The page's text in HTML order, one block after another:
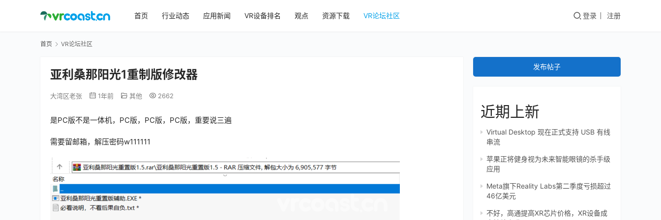
首页 行业动态 应用新闻 VR设备排名 观点 资源下载 VR论坛社区 登录 注册
首页 VR论坛社区
亚利桑那阳光1重制版修改器
大湾区老张 1年前 其他 2662
是PC版不是一体机，PC版，PC版，PC版，重要说三遍
需要留邮箱，解压密码w111111
发布帖子
近期上新
Virtual Desktop 现在正式支持 USB 有线
串流
苹果正将健身视为未来智能眼镜的杀手级
应用
Meta旗下Reality Labs第二季度亏损超过
46亿美元
不好，高通提高XR芯片价格，XR设备成